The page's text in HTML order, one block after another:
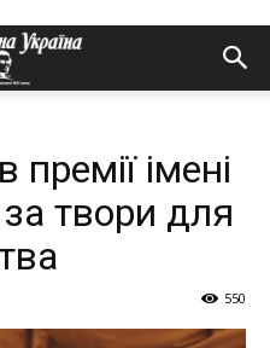
імені
твори для
550